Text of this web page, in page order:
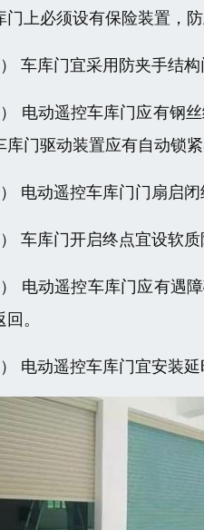
门上必须设有保险装置，
车库门宜采用防夹手结
电动遥控车库门应有钢
库门驱动装置应有自动锁
电动遥控车库门门扇启
车库门开启终点宜设软质
电动遥控车库门应有遇
。
电动遥控车库门宜安装延